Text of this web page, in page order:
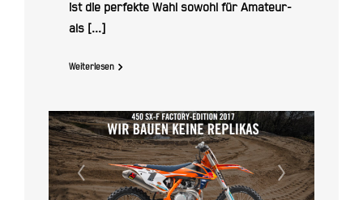
ist die perfekte Wahl sowohl für Amateur-
als [...]
Weiterlesen
450 SX-F FACTORY EDITION